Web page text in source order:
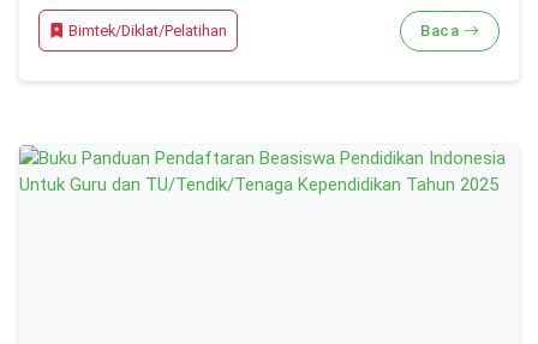
Bimtek/Diklat/Pelatihan Baca